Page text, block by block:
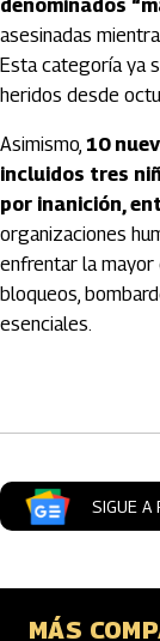
denominados
asesinadas
Esta categoría ya
heridos desde
Asimismo, 10
incluidos tres
por inanición,
organizaciones
enfrentar la mayor
bloqueos,
esenciales.
SIGUE A
MÁS